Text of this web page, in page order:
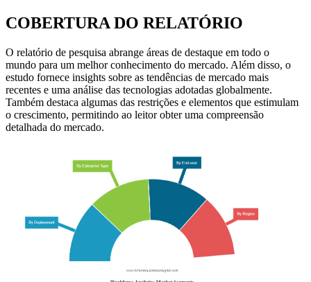
COBERTURA DO RELATÓRIO
O relatório de pesquisa abrange áreas de destaque em todo o
mundo para um melhor conhecimento do mercado. Além disso, o
estudo fornece insights sobre as tendências de mercado mais
recentes e uma análise das tecnologias adotadas globalmente.
Também destaca algumas das restrições e elementos que estimulam
o crescimento, permitindo ao leitor obter uma compreensão
detalhada do mercado.